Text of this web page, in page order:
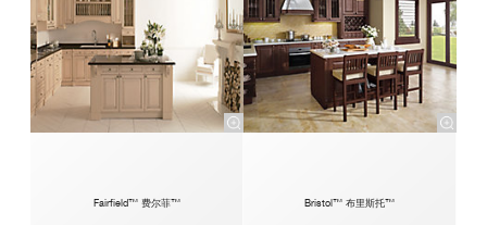
Fairfield™ 费尔菲™ Bristol™ 布里斯托™